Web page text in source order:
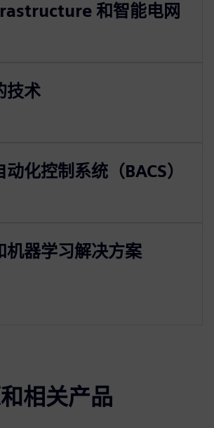
和智能电网
技术
化控制系统（BACS）
机器学习解决方案
相关产品